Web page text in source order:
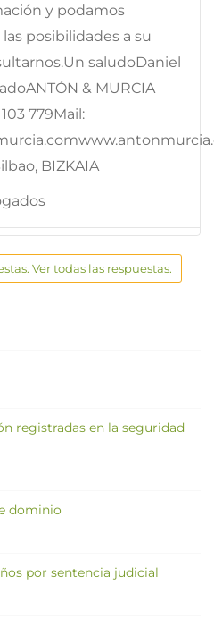
y podamos
posibilidades a su
saludoDaniel
& MURCIA
779Mail:
BIZKAIA
Ver todas las respuestas.
registradas en la seguridad
dominio
por sentencia judicial